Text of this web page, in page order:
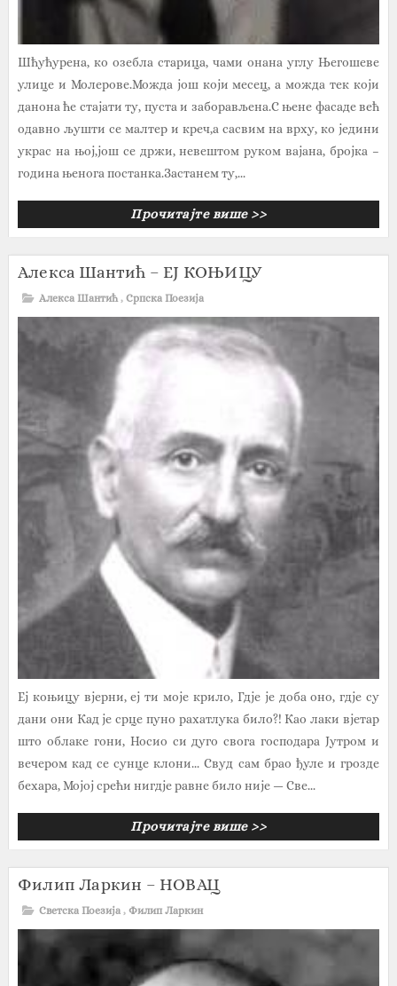
Шћућурена, ко озебла старица, чами онана углу Његошеве
улице и Молерове.Можда још који месец, а можда тек који
данона ће стајати ту, пуста и заборављена.С њене фасаде већ
одавно љушти се малтер и креч,а сасвим на врху, ко једини
украс на њој,још се држи, невештом руком вајана, бројка –
година њенога постанка.Застанем ту,...
Прочитајте више >>
Алекса Шантић – ЕЈ КОЊИЦУ
Алекса Шантић , Српска Поезија
Еј коњицу вјерни, еј ти моје крило, Гдје је доба оно, гдје су
дани они Кад је срце пуно рахатлука било?! Као лаки вјетар
што облаке гони, Носио си дуго свога господара Јутром и
вечером кад се сунце клони... Свуд сам брао ђуле и грозде
бехара, Мојој срећи нигдје равне било није — Све...
Прочитајте више >>
Филип Ларкин – НОВАЦ
Светска Поезија , Филип Ларкин